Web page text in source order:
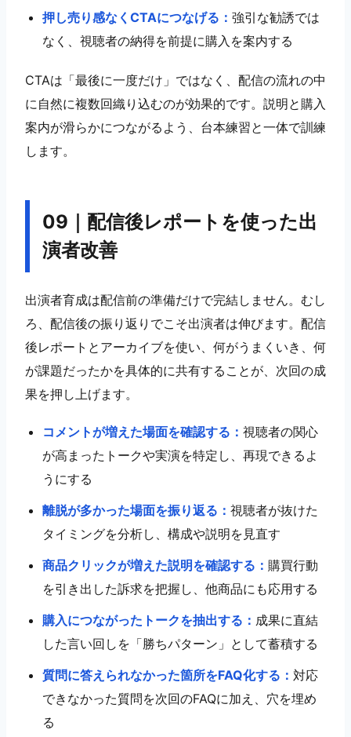
押し売り感なくCTAにつなげる：強引な勧誘では
なく、視聴者の納得を前提に購入を案内する
CTAは「最後に一度だけ」ではなく、配信の流れの中
に自然に複数回織り込むのが効果的です。説明と購入
案内が滑らかにつながるよう、台本練習と一体で訓練
します。
09｜配信後レポートを使った出
演者改善
出演者育成は配信前の準備だけで完結しません。むし
ろ、配信後の振り返りでこそ出演者は伸びます。配信
後レポートとアーカイブを使い、何がうまくいき、何
が課題だったかを具体的に共有することが、次回の成
果を押し上げます。
コメントが増えた場面を確認する：視聴者の関心
が高まったトークや実演を特定し、再現できるよ
うにする
離脱が多かった場面を振り返る：視聴者が抜けた
タイミングを分析し、構成や説明を見直す
商品クリックが増えた説明を確認する：購買行動
を引き出した訴求を把握し、他商品にも応用する
購入につながったトークを抽出する： 成果に直結
した言い回しを「勝ちパターン」として蓄積する
質問に答えられなかった箇所をFAQ化する： 対応
できなかった質問を次回のFAQに加え、穴を埋め
る